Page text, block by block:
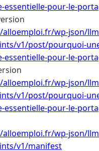
essentielle-pour-le-
alloemploi.fr/wp-json/
v1/post/pourquoi-
essentielle-pour-le-
alloemploi.fr/wp-json/
v1/post/pourquoi-
essentielle-pour-le-
alloemploi.fr/wp-json/
v1/manifest